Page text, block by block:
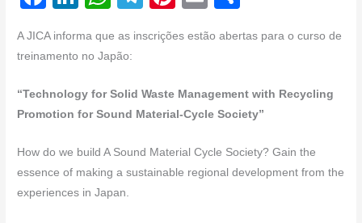
c
b
o
o
k
k
dI
n
at
A
p
p
e
a
m
er
st
ail ar
A JICA informa que as inscrições estão abertas para o curso de
treinamento no Japão:
“Technology for Solid Waste Management with Recycling
Promotion for Sound Material-Cycle Society”
How do we build A Sound Material Cycle Society? Gain the
essence of making a sustainable regional development from the
experiences in Japan.